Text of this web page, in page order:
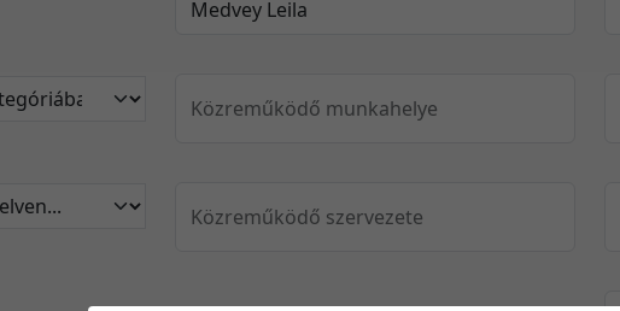
Közreműködő munkahelye
Közreműködő szervezete